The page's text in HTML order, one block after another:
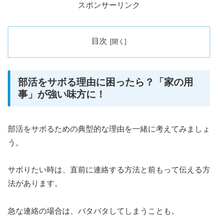
スポンサーリンク
目次
部活をサボる理由に困ったら？「家の用
事」が強い味方に！
部活をサボるための典型的な理由を一緒に考えてみましょ
う。
サボりたい時は、直前に連絡する方法と前もって伝える方
法があります。
急な連絡の場合は、バタバタしてしまうことも。